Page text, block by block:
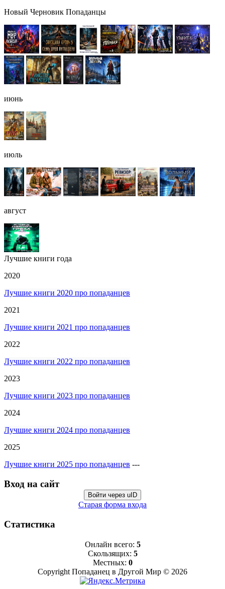
Новый Черновик Попаданцы
июнь
июль
август
Лучшие книги года
2020
Лучшие книги 2020 про попаданцев
2021
Лучшие книги 2021 про попаданцев
2022
Лучшие книги 2022 про попаданцев
2023
Лучшие книги 2023 про попаданцев
2024
Лучшие книги 2024 про попаданцев
2025
Лучшие книги 2025 про попаданцев ---
Вход на сайт
Войти через uID
Старая форма входа
Статистика
Онлайн всего: 5
Скользящих: 5
Местных: 0
Copyright Попаданец в Другой Мир © 2026